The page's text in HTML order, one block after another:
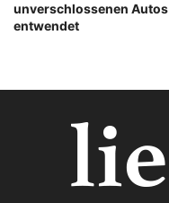
unverschlossenen Autos
entwendet